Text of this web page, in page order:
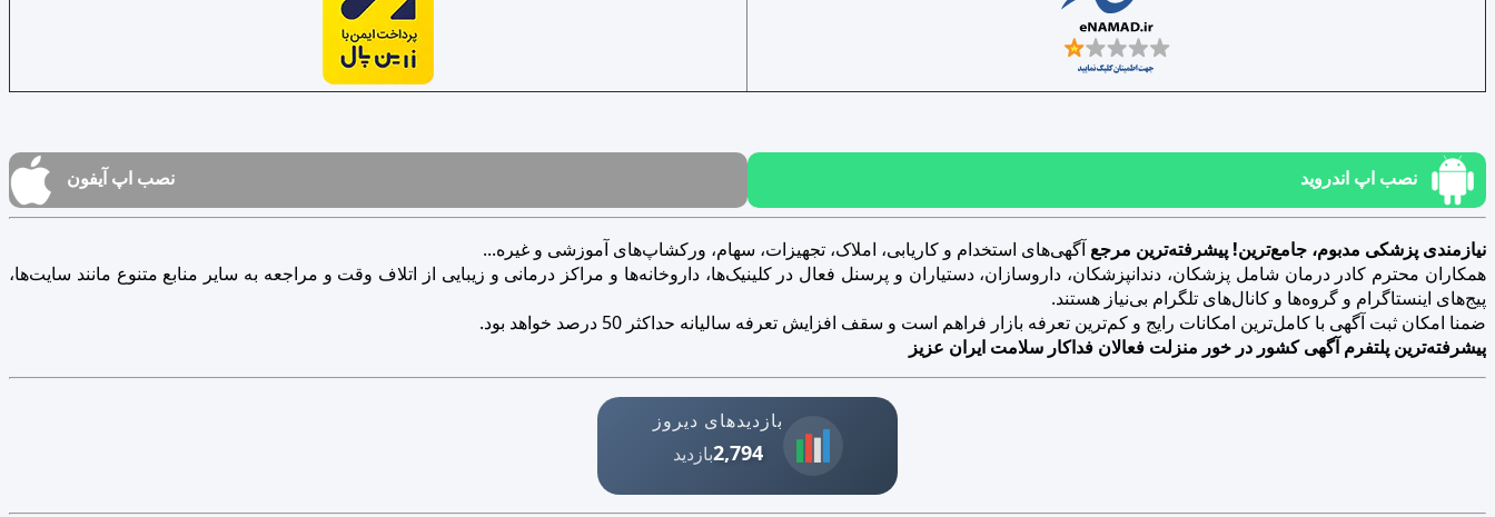
نصب اپ اندروید نصب اپ آیفون
نیازمندی پزشکی مدبوم، جامع‌ترین! پیشرفته‌ترین مرجع آگهی‌های استخدام و کاریابی، املاک، تجهیزات، سهام، ورکشاپ‌های آموزشی و غیره...
همکاران محترم کادر درمان شامل پزشکان، دندانپزشکان، داروسازان، دستیاران و پرسنل فعال در کلینیک‌ها، داروخانه‌ها و مراکز درمانی و زیبایی از اتلاف وقت و مراجعه به سایر منابع متنوع مانند سایت‌ها،
پیج‌های اینستاگرام و گروه‌ها و کانال‌های تلگرام بی‌نیاز هستند.
ضمنا امکان ثبت آگهی با کامل‌ترین امکانات رایج و کم‌ترین تعرفه بازار فراهم است و سقف افزایش تعرفه سالیانه حداکثر 50 درصد خواهد بود.
پیشرفته‌ترین پلتفرم آگهی کشور در خور منزلت فعالان فداکار سلامت ایران عزیز
بازدیدهای دیروز
2,794بازدید